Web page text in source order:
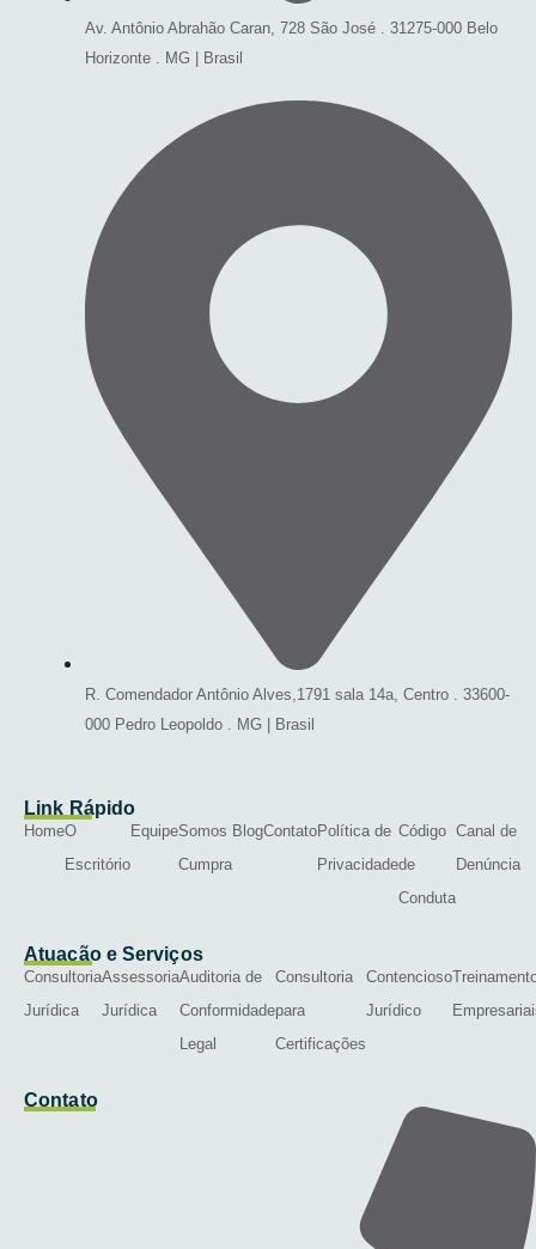
Av. Antônio Abrahão Caran, 728 São José . 31275-000 Belo
Horizonte . MG | Brasil
R. Comendador Antônio Alves,1791 sala 14a, Centro . 33600-
000 Pedro Leopoldo . MG | Brasil
Link Rápido
HomeO
Escritório
EquipeSomos
Cumpra
BlogContatoPolítica de
Privacidade
Código
de
Conduta
Canal de
Denúncia
Atuação e Serviços
Consultoria
Jurídica
Assessoria
Jurídica
Auditoria de
Conformidade
Legal
Consultoria
para
Certificações
Contencioso
Jurídico
Contato